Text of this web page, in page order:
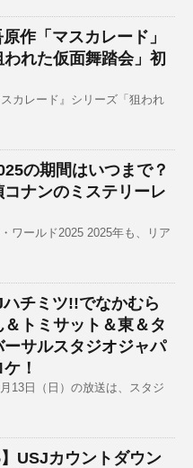
作「マスカレード」
れた仮面舞踏会」初
カレード』シリーズ「狙われ
の期間はいつまで？
ナンのミステリーレ
ワールド2025 2025年も、リア
ハチミツ!!でなかむら
＆トミサット＆東＆タ
ーサルスタジオジャパ
！
13日（日）の放送は、スタジ
】USJカウントダウン